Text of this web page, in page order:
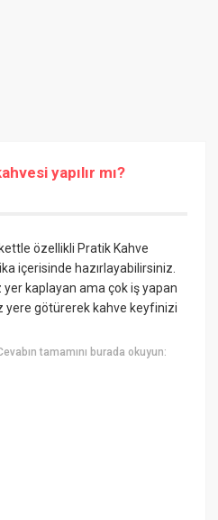
yapılır mı?
özellikli Pratik Kahve
içerisinde hazırlayabilirsiniz.
yer kaplayan ama çok iş yapan
yere götürerek kahve keyfinizi
tamamını burada okuyun: